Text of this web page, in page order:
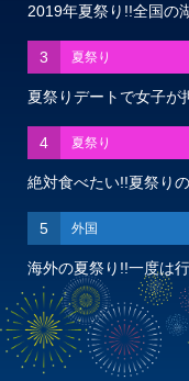
2019年夏祭り!!全国の
3 夏祭り
夏祭りデートで女子が
4 夏祭り
絶対食べたい!!夏祭り
5 外国
海外の夏祭り!!一度は